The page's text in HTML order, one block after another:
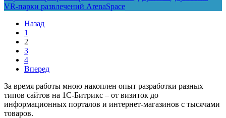
VR-парки развлечений ArenaSpace
Назад
1
2
3
4
Вперед
За время работы мною накоплен опыт разработки разных
типов сайтов на 1С-Битрикс – от визиток до
информационных порталов и интернет-магазинов с тысячами
товаров.